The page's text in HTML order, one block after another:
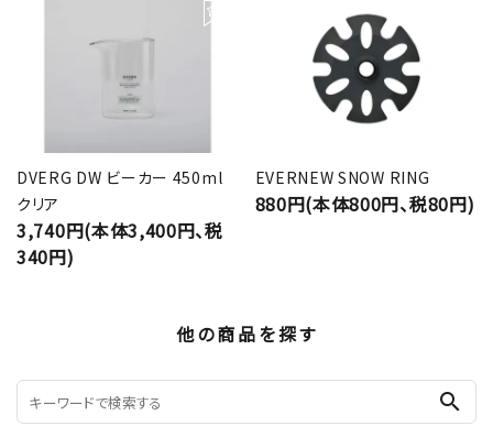
DVERG DW ビーカー 450ml
クリア
3,740円(本体3,400円、税
340円)
EVERNEW SNOW RING
880円(本体800円、税80円)
他の商品を探す
search